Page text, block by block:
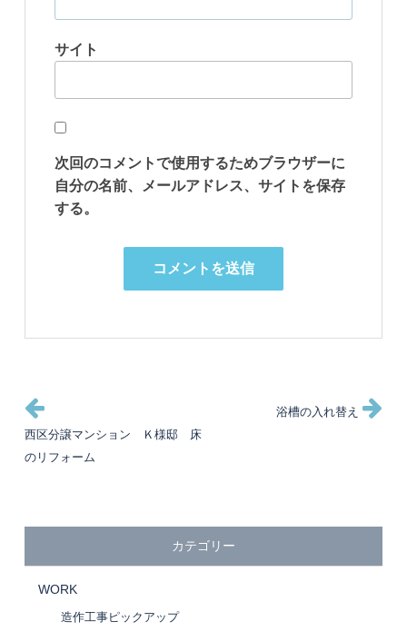
サイト
次回のコメントで使用するためブラウザーに
自分の名前、メールアドレス、サイトを保存
する。
投
稿
ゲ
過
去
の
西区分譲マンション Ｋ様邸 床
のリフォーム
次
浴槽の入れ替え
カテゴリー
WORK
造作工事ピックアップ